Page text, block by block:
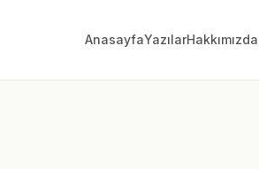
AnasayfaYazılarHakkımızda